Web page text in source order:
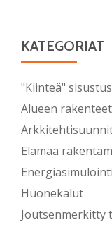
KATEGORIAT
"Kiinteä"
Alueen
Elämää
Energiasimulointi
Huonekalut
Joutsenmerkitty